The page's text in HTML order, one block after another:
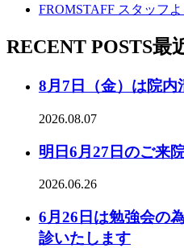
FROMSTAFF スタッフよ
RECENT POSTS最
8月7日（金）は院
2026.08.07
明日6月27日のご来
2026.06.26
6月26日は勉強会の
診いたします